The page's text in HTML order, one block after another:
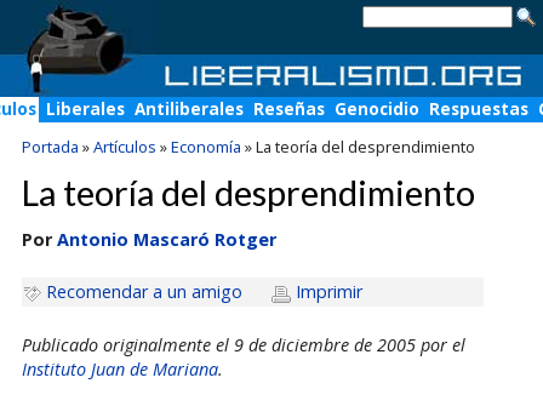
Liberales Antiliberales Reseñas Genocidio Respuestas
Portada »Artículos »Economía »La teoría del desprendimiento
La teoría del desprendimiento
PorAntonio Mascaró Rotger
Recomendar a un amigo Imprimir
Publicado originalmente el 9 de diciembre de 2005 por el
Instituto Juan de Mariana.